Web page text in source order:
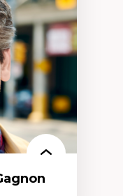
existant
et
et